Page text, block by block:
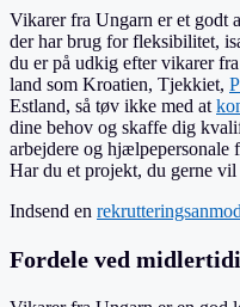
Vikarer fra Ungarn er et godt
der har brug for fleksibilitet,
du er på udkig efter vikarer
land som Kroatien, Tjekkiet,
Estland, så tøv ikke med at
dine behov og skaffe dig
arbejdere og
Har du et projekt, du gerne
Indsend en
Fordele ved